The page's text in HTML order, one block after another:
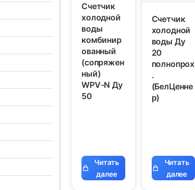
Счетчик
холодной
воды
комбинир
ованный
(сопряжен
ный)
WPV-N Ду
50
Читать
далее
Счетчик
холодной
воды Ду
20
полнопрох
.
(БелЦенне
р)
Читать
далее